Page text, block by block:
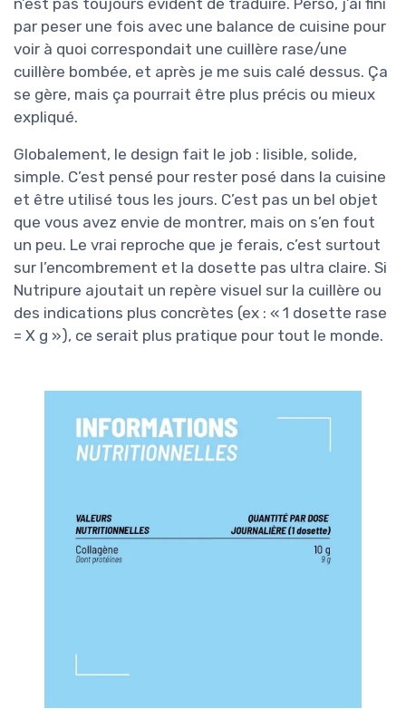
par peser une fois avec une balance de cuisine pour
voir à quoi correspondait une cuillère rase/une
cuillère bombée, et après je me suis calé dessus. Ça
se gère, mais ça pourrait être plus précis ou mieux
expliqué.
Globalement, le design fait le job : lisible, solide,
simple. C’est pensé pour rester posé dans la cuisine
et être utilisé tous les jours. C’est pas un bel objet
que vous avez envie de montrer, mais on s’en fout
un peu. Le vrai reproche que je ferais, c’est surtout
sur l’encombrement et la dosette pas ultra claire. Si
Nutripure ajoutait un repère visuel sur la cuillère ou
des indications plus concrètes (ex : « 1 dosette rase
= X g »), ce serait plus pratique pour tout le monde.